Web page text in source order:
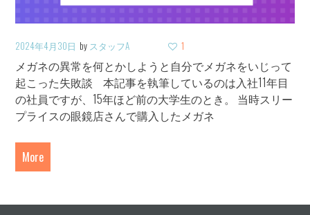
2024年4月30日 by スタッフA 1
メガネの異常を何とかしようと自分でメガネをいじって
起こった失敗談 本記事を執筆しているのは入社11年目
の社員ですが、15年ほど前の大学生のとき。 当時スリー
プライスの眼鏡店さんで購入したメガネ
More